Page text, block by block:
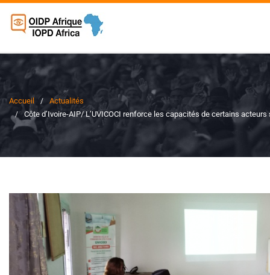
Accueil
Actualités
Côte d’Ivoire-AIP/ L’UVICOCI renforce les capacités de certains